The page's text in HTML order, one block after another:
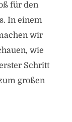
für den
In einem
wir
wie
Schritt
großen